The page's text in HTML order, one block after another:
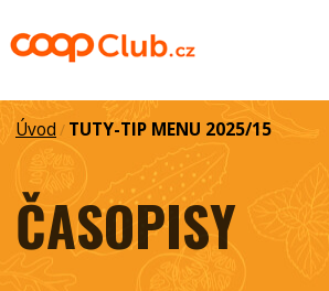
Úvod / TUTY-TIP MENU 2025/15
ČASOPISY